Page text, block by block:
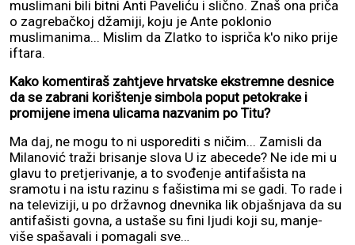
muslimani bili bitni Anti Paveliću i slično. Znaš ona priča
o zagrebačkoj džamiji, koju je Ante poklonio
muslimanima... Mislim da Zlatko to ispriča k'o niko prije
iftara.
Kako komentiraš zahtjeve hrvatske ekstremne desnice
da se zabrani korištenje simbola poput petokrake i
promijene imena ulicama nazvanim po Titu?
Ma daj, ne mogu to ni usporediti s ničim... Zamisli da
Milanović traži brisanje slova U iz abecede? Ne ide mi u
glavu to pretjerivanje, a to svođenje antifašista na
sramotu i na istu razinu s fašistima mi se gadi. To rade i
na televiziji, u po državnog dnevnika lik objašnjava da su
antifašisti govna, a ustaše su fini ljudi koji su, manje-
više spašavali i pomagali sve…